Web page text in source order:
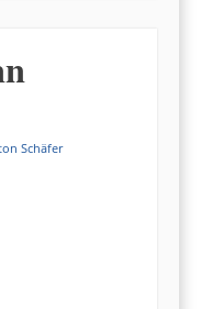
Schäfer
am
in